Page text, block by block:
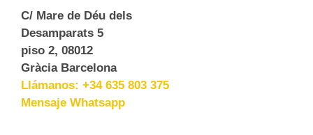
C/ Mare de Déu dels
Desamparats 5
piso 2, 08012
Gràcia Barcelona
Llámanos: +34 635 803 375
Mensaje Whatsapp